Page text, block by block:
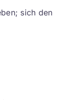
sich den